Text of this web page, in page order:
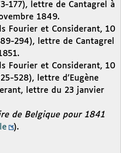
177), lettre de Cantagrel à
1849.
Fourier et Considerant, 10
294), lettre de Cantagrel
Fourier et Considerant, 10
528), lettre d’Eugène
lettre du 23 janvier
de Belgique pour 1841
).